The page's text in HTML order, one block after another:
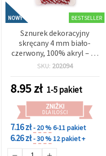
Możesz
zgodzić się
na
używanie
wszystkich
plików
cookie,
wszystkie!"
lub
wskazać
preferencje
Ustawieniach,
wybierając
dany typ
plików
NOWY BESTSELLER
Sznurek dekoracyjny
skręcany 4 mm biało-
czerwony, 100% akryl – 20
m
SKU: 202094
8.95zł 1-5 pakiet
ZNIŻKI
DLA ILOŚCI
7.16 zł- 20 %6-11 pakiet
6.26 zł- 30 %12 pakiet +